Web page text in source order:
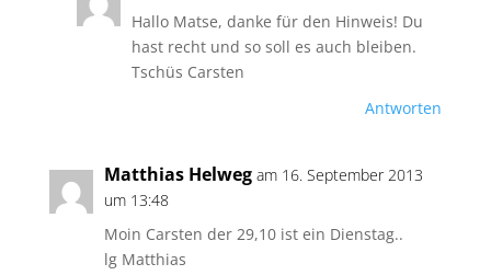
Hallo Matse, danke für den Hinweis! Du
hast recht und so soll es auch bleiben.
Tschüs Carsten
Antworten
Matthias Helweg am 16. September 2013
um 13:48
Moin Carsten der 29,10 ist ein Dienstag..
lg Matthias